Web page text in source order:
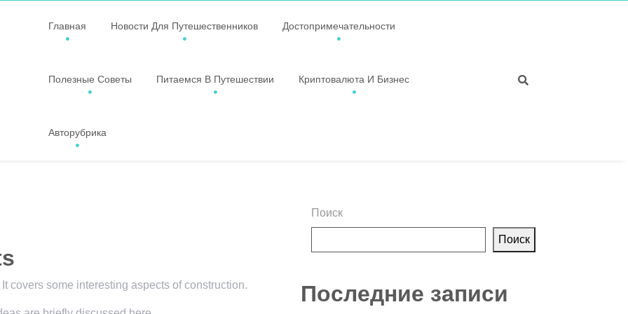
Главная Новости Для Путешественников Достопримечательности
Полезные Советы Питаемся В Путешествии Криптовалюта И Бизнес
Авторубрика
covers some interesting aspects of construction.
Поиск
Поиск
Последние записи